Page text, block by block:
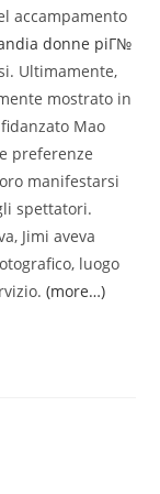
accampamento
donne piГ№
Ultimamente,
mostrato in
Mao
preferenze
manifestarsi
spettatori.
Jimi aveva
luogo
(more…)